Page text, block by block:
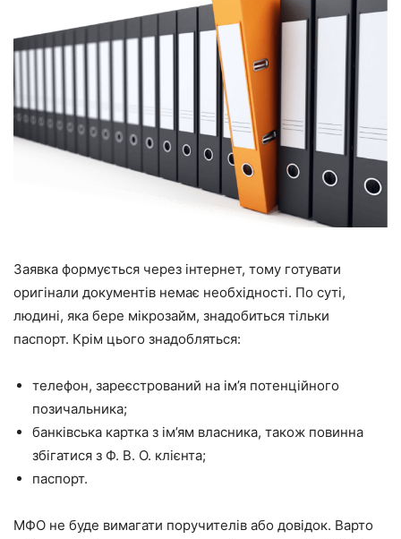
Заявка формується через інтернет, тому готувати
оригінали документів немає необхідності. По суті,
людині, яка бере мікрозайм, знадобиться тільки
паспорт. Крім цього знадобляться:
телефон, зареєстрований на ім’я потенційного
позичальника;
банківська картка з ім’ям власника, також повинна
збігатися з Ф. В. О. клієнта;
паспорт.
МФО не буде вимагати поручителів або довідок. Варто